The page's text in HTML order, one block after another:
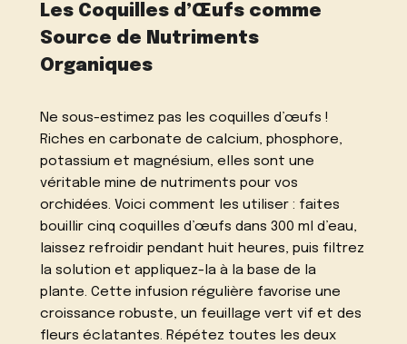
Les Coquilles d’Œufs comme
Source de Nutriments
Organiques
Ne sous-estimez pas les coquilles d’œufs !
Riches en carbonate de calcium, phosphore,
potassium et magnésium, elles sont une
véritable mine de nutriments pour vos
orchidées. Voici comment les utiliser : faites
bouillir cinq coquilles d’œufs dans 300 ml d’eau,
laissez refroidir pendant huit heures, puis filtrez
la solution et appliquez-la à la base de la
plante. Cette infusion régulière favorise une
croissance robuste, un feuillage vert vif et des
fleurs éclatantes. Répétez toutes les deux